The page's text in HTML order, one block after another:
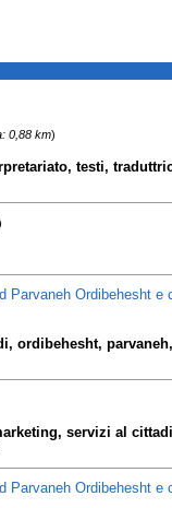
0,88 km)
testi,
Parvaneh Ordibehesht e
ordibehesht, parvaneh,
servizi al
Parvaneh Ordibehesht e